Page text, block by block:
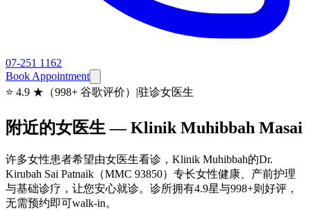
07-251 1162
Book Appointment
⭐ 4.9 ★（998+ 谷歌评价） |驻诊女医生
附近的女医生 — Klinik Muhibbah Masai
许多女性患者希望由女医生看诊，Klinik Muhibbah的Dr.
Kirubah Sai Patnaik（MMC 93850）专长女性健康、产前护理
与基础诊疗，让您安心就诊。诊所拥有4.9星与998+则好评，
无需预约即可walk-in。